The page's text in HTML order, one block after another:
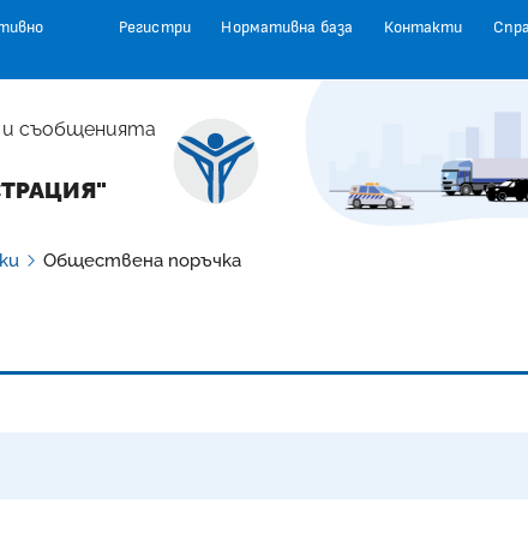
Регистри Нормативна база Контакти
съобщенията
Обществена поръчка